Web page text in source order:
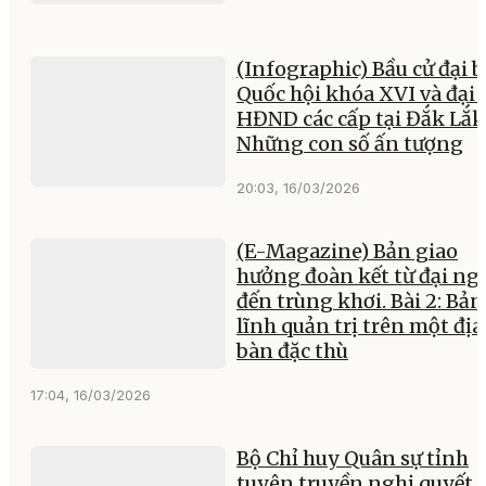
(Infographic) Bầu cử đại
Quốc hội khóa XVI và đại
HĐND các cấp tại Đắk
Những con số ấn tượng
20:03, 16/03/2026
(E-Magazine) Bản giao
hưởng đoàn kết từ đại
đến trùng khơi. Bài 2: Bản
lĩnh quản trị trên một địa
bàn đặc thù
17:04, 16/03/2026
Bộ Chỉ huy Quân sự tỉnh